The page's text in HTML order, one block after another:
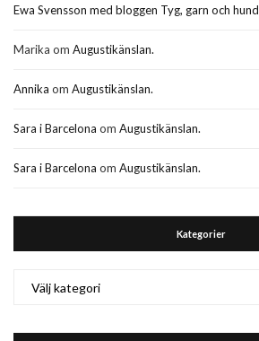
Ewa Svensson med bloggen Tyg, garn och hund
Marika om Augustikänslan.
Annika om Augustikänslan.
Sara i Barcelona om Augustikänslan.
Sara i Barcelona om Augustikänslan.
Kategorier